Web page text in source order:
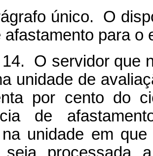
único. O
afastamento para o
O servidor que
unidade de
por cento do
de
unidade em